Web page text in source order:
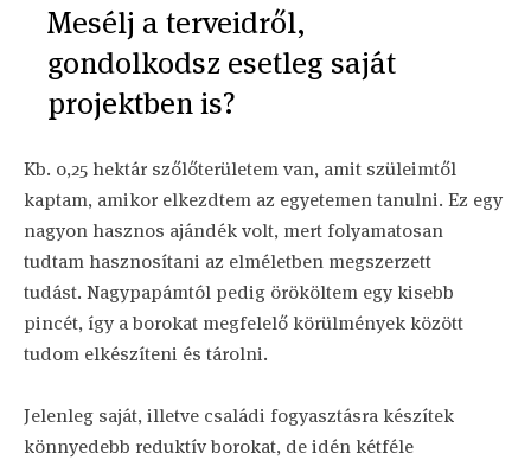
Mesélj a terveidről,
gondolkodsz esetleg saját
projektben is?
Kb. 0,25 hektár szőlőterületem van, amit szüleimtől
kaptam, amikor elkezdtem az egyetemen tanulni. Ez egy
nagyon hasznos ajándék volt, mert folyamatosan
tudtam hasznosítani az elméletben megszerzett
tudást. Nagypapámtól pedig örököltem egy kisebb
pincét, így a borokat megfelelő körülmények között
tudom elkészíteni és tárolni.
Jelenleg saját, illetve családi fogyasztásra készítek
könnyedebb reduktív borokat, de idén kétféle